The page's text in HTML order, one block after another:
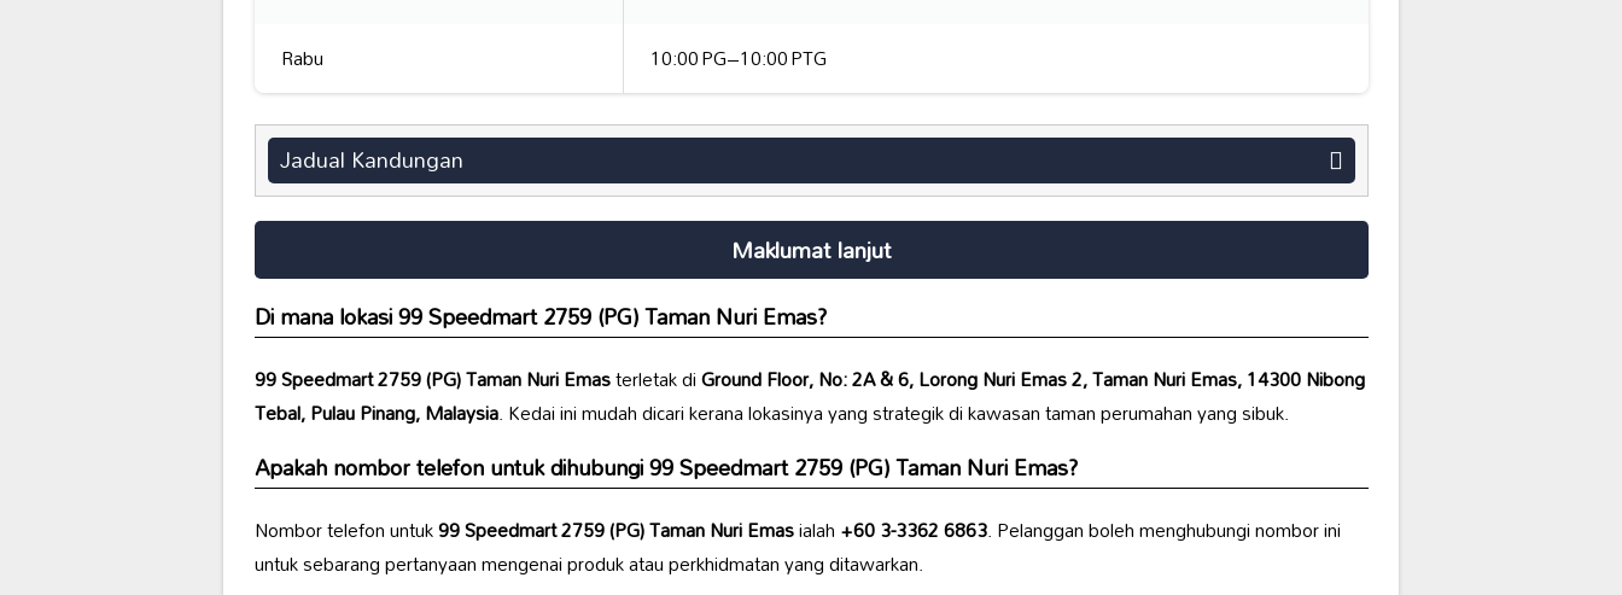
Rabu
10:00 PG–10:00 PTG
Jadual Kandungan
Maklumat lanjut
Di mana lokasi99 Speedmart 2759 (PG) Taman Nuri Emas?
99 Speedmart 2759 (PG) Taman Nuri Emasterletak diGround Floor, No: 2A & 6, Lorong Nuri Emas 2, Taman Nuri Emas, 14300 Nibong
Tebal, Pulau Pinang, Malaysia. Kedai ini mudah dicari kerana lokasinya yang strategik di kawasan taman perumahan yang sibuk.
Apakah nombor telefon untuk dihubungi99 Speedmart 2759 (PG) Taman Nuri Emas?
Nombor telefon untuk99 Speedmart 2759 (PG) Taman Nuri Emasialah+60 3-3362 6863. Pelanggan boleh menghubungi nombor ini
untuk sebarang pertanyaan mengenai produk atau perkhidmatan yang ditawarkan.